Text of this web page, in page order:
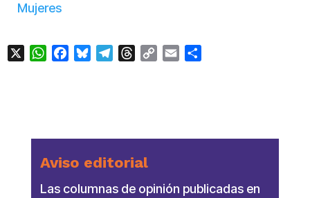
Mujeres
WhatsApp
FacebookBlueskyTelegramThreads
Copy Email
Aviso editorial
Las columnas de opinión publicadas en